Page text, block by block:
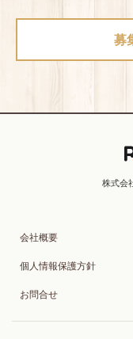
募
会社概要
個人情報保護方針
お問合せ